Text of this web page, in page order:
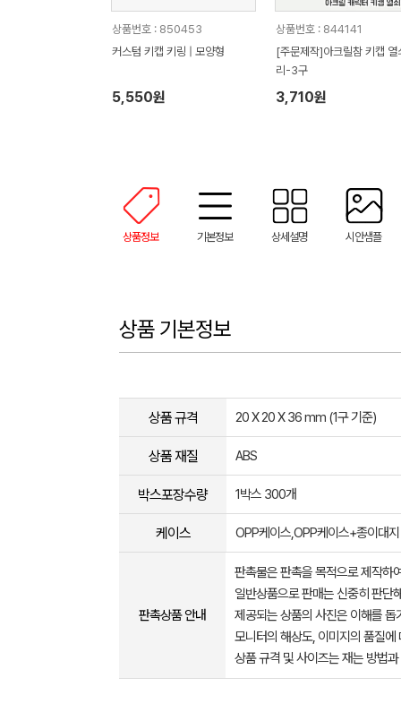
상품번호 : 850453
커스텀 키캡 키링 | 모양형
5,550원
상품번호 : 844141
[주문제작]아크릴참 키캡 열
리-3구
3,710원
상품정보 기본정보 상세설명 시안샘플
상품 기본정보
상품 규격 20 X 20 X 36 mm (1구 기준)
상품 재질 ABS
박스포장수량 1박스 300개
케이스 OPP케이스,OPP케이스+종이대지
판촉상품 안내
판촉물은 판촉을 목적으로 제작하
일반상품으로 판매는 신중히 판단
제공되는 상품의 사진은 이해를
모니터의 해상도, 이미지의 품질
상품 규격 및 사이즈는 재는 방법